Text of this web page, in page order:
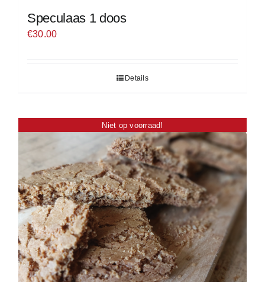
Speculaas 1 doos
€30.00
Details
Niet op voorraad!